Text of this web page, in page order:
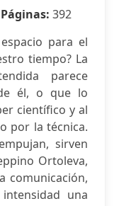
392
para el
tiempo? La
parece
él, o que lo
científico y al
por la técnica.
sirven
Ortoleva,
comunicación,
una